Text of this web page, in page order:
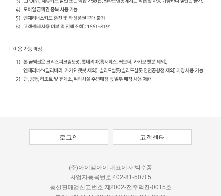
로그인 고객센터
(주)아이엠아이 대표이사:박수종
사업자등록번호:402-81-50705
통신판매업신고번호:제2002-전주덕진-0015호